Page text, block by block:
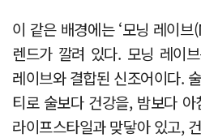
이 같은 배경에는 ‘모닝 레이
렌드가 깔려 있다. 모닝 레이
레이브와 결합된 신조어이다.
티로 술보다 건강을, 밤보다
라이프스타일과 맞닿아 있고,